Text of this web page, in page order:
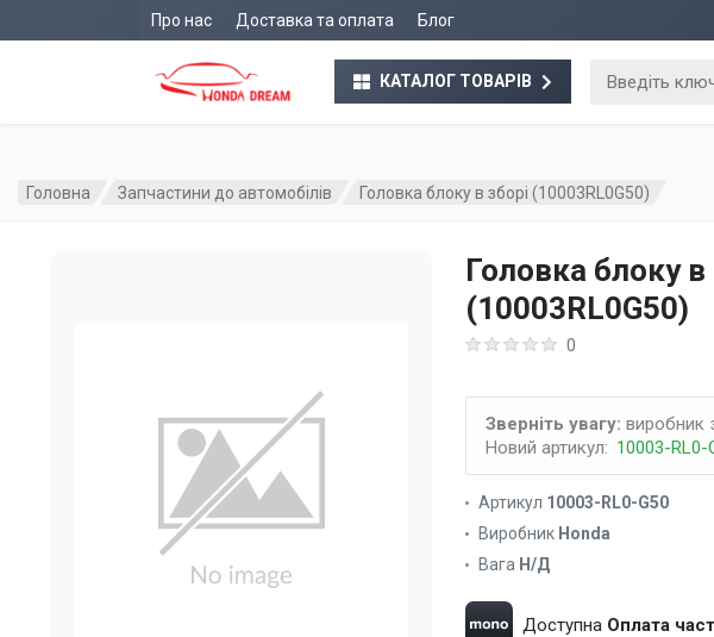
Про нас Доставка та оплата Блог
КАТАЛОГ ТОВАРІВ
Головна Запчастини до автомобілів Головка блоку в зборі (10003RL0G50)
Головка блоку в
(10003RL0G50)
0
Зверніть увагу: виробник
Новий артикул: 10003-RL0-
Артикул 10003-RL0-G50
Виробник Honda
Вага Н/Д
Доступна Оплата